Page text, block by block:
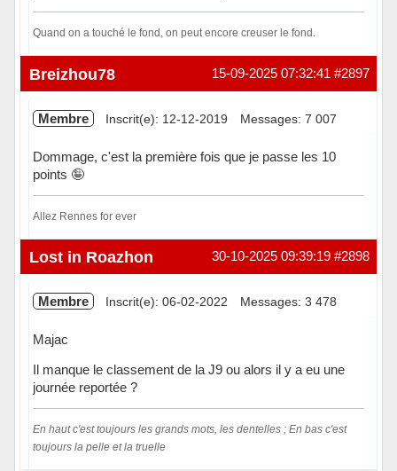
Quand on a touché le fond, on peut encore creuser le fond.
Hors ligne #2897
15-09-2025 07:32:41
Breizhou78
Membre Inscrit(e): 12-12-2019 Messages: 7 007
Dommage, c'est la première fois que je passe les 10
points 🤪
Allez Rennes for ever
Hors ligne #2898
30-10-2025 09:39:19
Lost in Roazhon
Membre Inscrit(e): 06-02-2022 Messages: 3 478
Majac
Il manque le classement de la J9 ou alors il y a eu une
journée reportée ?
En haut c'est toujours les grands mots, les dentelles ; En bas c'est
toujours la pelle et la truelle